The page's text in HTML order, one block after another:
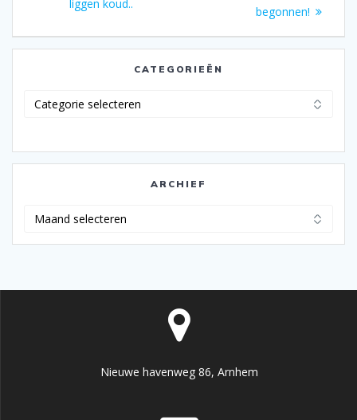
liggen koud..
begonnen!
CATEGORIEËN
ARCHIEF
Nieuwe havenweg 86, Arnhem